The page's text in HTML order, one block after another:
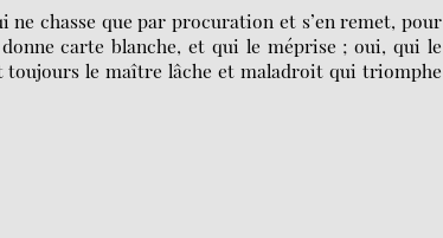
ne chasse que par procuration et s’en remet, pour
carte blanche, et qui le méprise ; oui, qui le
toujours le maître lâche et maladroit qui triomphe